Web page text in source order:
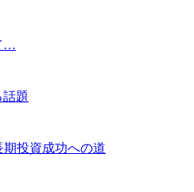
…
題
期投資成功への道